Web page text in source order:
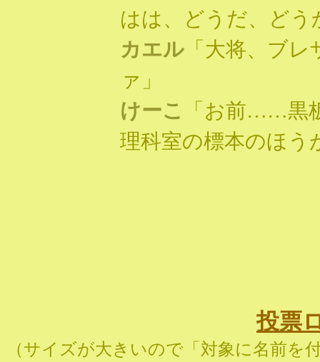
はは、どうだ、どう
カエル 「大将、ブ
ァ」
けーこ
「お前……黒
理科室の標本のほ
投票
（サイズが大きいので「対象に名前